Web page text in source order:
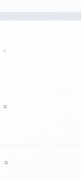
=
=
=